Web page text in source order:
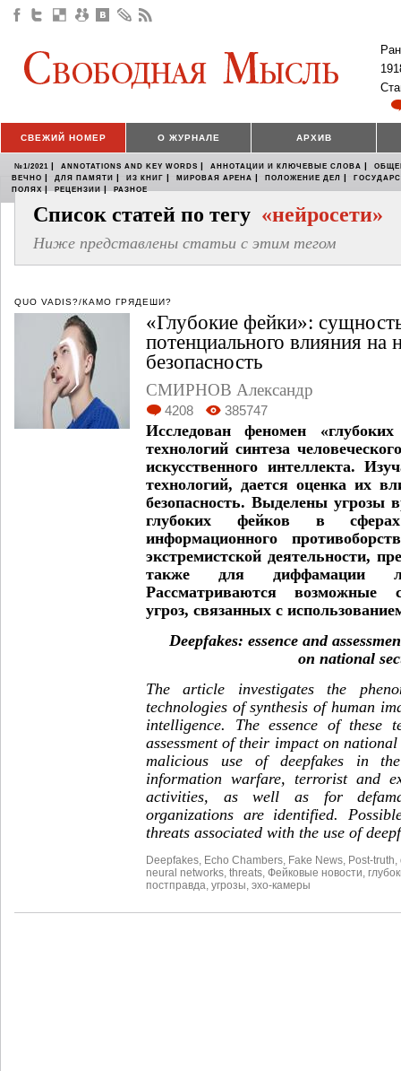
СВЕЖИЙ НОМЕР О ЖУРНАЛЕ АРХИВ
№1/2021 | ANNOTATIONS AND KEY WORDS | АННОТАЦИИ И КЛЮЧЕВЫЕ СЛОВА |
ВЕЧНО | ДЛЯ ПАМЯТИ | ИЗ КНИГ | МИРОВАЯ АРЕНА | ПОЛОЖЕНИЕ ДЕЛ |
ПОЛЯХ | РЕЦЕНЗИИ | РАЗНОЕ
Список статей по тегу «нейросети»
Ниже представлены статьи с этим тегом
QUO VADIS?/КАМО ГРЯДЕШИ?
«Глубокие фейки»:
потенциального влияния на
безопасность
СМИРНОВ Александр
4208 385747
Исследован феномен
технологий синтеза
искусственного интеллекта.
технологий, дается оценка их
безопасность. Выделены угрозы
глубоких фейков в сферах
информационного
экстремистской деятельности,
также для диффамации
Рассматриваются возможные
угроз, связанных с
Deepfakes: essence and
on national
The article investigates the
technologies of synthesis of human
intelligence. The essence of these
assessment of their impact on
malicious use of deepfakes in
information warfare, terrorist and
activities, as well as for
organizations are identified.
threats associated with the use of
Deepfakes Echo Chambers Fake News Post-truth
neural networks threats Фейковые новости
постправда угрозы эхо-камеры